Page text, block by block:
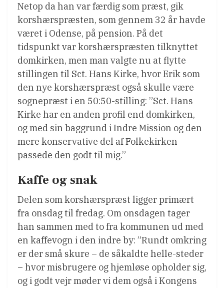
Netop da han var færdig som præst, gik
korshærspræsten, som gennem 32 år havde
været i Odense, på pension. På det
tidspunkt var korshærspræsten tilknyttet
domkirken, men man valgte nu at flytte
stillingen til Sct. Hans Kirke, hvor Erik som
den nye korshærspræst også skulle være
sognepræst i en 50:50-stilling: ”Sct. Hans
Kirke har en anden profil end domkirken,
og med sin baggrund i Indre Mission og den
mere konservative del af Folkekirken
passede den godt til mig.”
Kaffe og snak
Delen som korshærspræst ligger primært
fra onsdag til fredag. Om onsdagen tager
han sammen med to fra kommunen ud med
en kaffevogn i den indre by: ”Rundt omkring
er der små skure – de såkaldte helle-steder
– hvor misbrugere og hjemløse opholder sig,
og i godt vejr møder vi dem også i Kongens